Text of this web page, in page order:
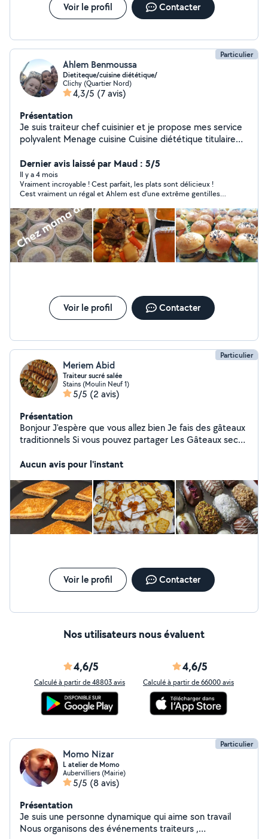
Voir le profil Contacter
Particulier
Ahlem Benmoussa
Dietiteque/cuisine diététique/
Clichy (Quartier Nord)
4,3/5 (7 avis)
Présentation
Je suis traiteur chef cuisinier et je propose mes service
polyvalent Menage cuisine Cuisine diététique titulaire
cooking des recettes healthy revisité avec méthode de
conservation sans changement de goût des desserts
fait maison des gâteaux même le goûter pour vous
enfants a des prix correct et recettes bien soignée
Dernier avis laissé par Maud : 5/5
Il y a 4 mois
Vraiment incroyable ! Cest parfait, les plats sont délicieux !
Cest vraiment un régal et Ahlem est d'une extrême gentillesse
Voir le profil Contacter
Particulier
Meriem Abid
Traiteur sucré salée
Stains (Moulin Neuf 1)
5/5 (2 avis)
Présentation
Bonjour J'espère que vous allez bien Je fais des gâteaux
traditionnels Si vous pouvez partager Les Gâteaux sec
etc 1,5 exemple sablé Na9ach Les gâteaux avec
mchakla ,makrot etc N'hésitez pas à m écrire Ile de
France Plateau salé 30 les 30 pièces Je vends des
plateaux sucrées salées Je fais des plats sur mesure
Couscous tadjine rachta etc Je fais unitè et grande
quantité Possibilité aussi de faire la livraison
Aucun avis pour l'instant
Voir le profil Contacter
Nos utilisateurs nous évaluent
4,6/5
Calculé à partir de 48803 avis
4,6/5
Calculé à partir de 66000 avis
Particulier
Momo Nizar
L atelier de Momo
Aubervilliers (Mairie)
5/5 (8 avis)
Présentation
Je suis une personne dynamique qui aime son travail
Nous organisons des événements traiteurs ,